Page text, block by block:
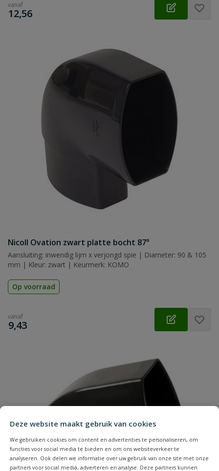
Deze website maakt gebruik van cookies
We gebruiken cookies om content en advertenties te personaliseren, om
functies voor social media te bieden en om ons websiteverkeer te
analyseren. Ook delen we informatie over uw gebruik van onze site met onze
partners voor social media, adverteren en analyse. Deze partners kunnen
vanaf
€
12,56
Nicoll Ovation zwart platte bocht 87°
Aansluiting: inwendig lijm x verjongd spie | Diameter: 90 & 105
mm | Kleur: zwart | Keurmerk: KOMO
Op voorraad
vanaf
€
9,43